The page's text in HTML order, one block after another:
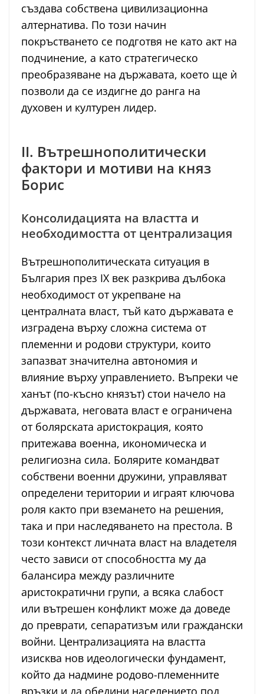
създава собствена цивилизационна
алтернатива. По този начин
покръстването се подготвя не като акт на
подчинение, а като стратегическо
преобразяване на държавата, което ще ѝ
позволи да се издигне до ранга на
духовен и културен лидер.
II. Вътрешнополитически
фактори и мотиви на княз
Борис
Консолидацията на властта и
необходимостта от централизация
Вътрешнополитическата ситуация в
България през IX век разкрива дълбока
необходимост от укрепване на
централната власт, тъй като държавата е
изградена върху сложна система от
племенни и родови структури, които
запазват значителна автономия и
влияние върху управлението. Въпреки че
ханът (по-късно князът) стои начело на
държавата, неговата власт е ограничена
от болярската аристокрация, която
притежава военна, икономическа и
религиозна сила. Болярите командват
собствени военни дружини, управляват
определени територии и играят ключова
роля както при вземането на решения,
така и при наследяването на престола. В
този контекст личната власт на владетеля
често зависи от способността му да
балансира между различните
аристократични групи, а всяка слабост
или вътрешен конфликт може да доведе
до преврати, сепаратизъм или граждански
войни. Централизацията на властта
изисква нов идеологически фундамент,
който да надмине родово-племенните